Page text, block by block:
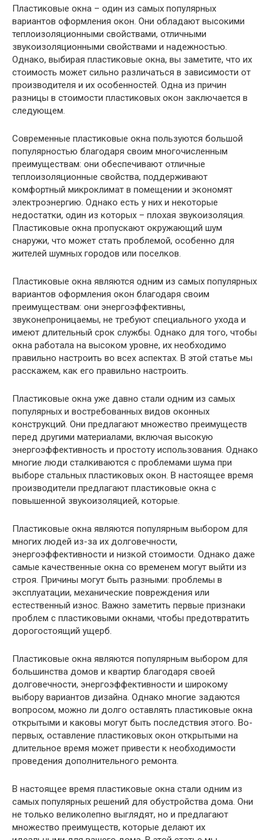
Пластиковые окна – один из самых популярных
вариантов оформления окон. Они обладают высокими
теплоизоляционными свойствами, отличными
звукоизоляционными свойствами и надежностью.
Однако, выбирая пластиковые окна, вы заметите, что их
стоимость может сильно различаться в зависимости от
производителя и их особенностей. Одна из причин
разницы в стоимости пластиковых окон заключается в
следующем.
Современные пластиковые окна пользуются большой
популярностью благодаря своим многочисленным
преимуществам: они обеспечивают отличные
теплоизоляционные свойства, поддерживают
комфортный микроклимат в помещении и экономят
электроэнергию. Однако есть у них и некоторые
недостатки, один из которых – плохая звукоизоляция.
Пластиковые окна пропускают окружающий шум
снаружи, что может стать проблемой, особенно для
жителей шумных городов или поселков.
Пластиковые окна являются одним из самых популярных
вариантов оформления окон благодаря своим
преимуществам: они энергоэффективны,
звуконепроницаемы, не требуют специального ухода и
имеют длительный срок службы. Однако для того, чтобы
окна работала на высоком уровне, их необходимо
правильно настроить во всех аспектах. В этой статье мы
расскажем, как его правильно настроить.
Пластиковые окна уже давно стали одним из самых
популярных и востребованных видов оконных
конструкций. Они предлагают множество преимуществ
перед другими материалами, включая высокую
энергоэффективность и простоту использования. Однако
многие люди сталкиваются с проблемами шума при
выборе стальных пластиковых окон. В настоящее время
производители предлагают пластиковые окна с
повышенной звукоизоляцией, которые.
Пластиковые окна являются популярным выбором для
многих людей из-за их долговечности,
энергоэффективности и низкой стоимости. Однако даже
самые качественные окна со временем могут выйти из
строя. Причины могут быть разными: проблемы в
эксплуатации, механические повреждения или
естественный износ. Важно заметить первые признаки
проблем с пластиковыми окнами, чтобы предотвратить
дорогостоящий ущерб.
Пластиковые окна являются популярным выбором для
большинства домов и квартир благодаря своей
долговечности, энергоэффективности и широкому
выбору вариантов дизайна. Однако многие задаются
вопросом, можно ли долго оставлять пластиковые окна
открытыми и каковы могут быть последствия этого. Во-
первых, оставление пластиковых окон открытыми на
длительное время может привести к необходимости
проведения дополнительного ремонта.
В настоящее время пластиковые окна стали одним из
самых популярных решений для обустройства дома. Они
не только великолепно выглядят, но и предлагают
множество преимуществ, которые делают их